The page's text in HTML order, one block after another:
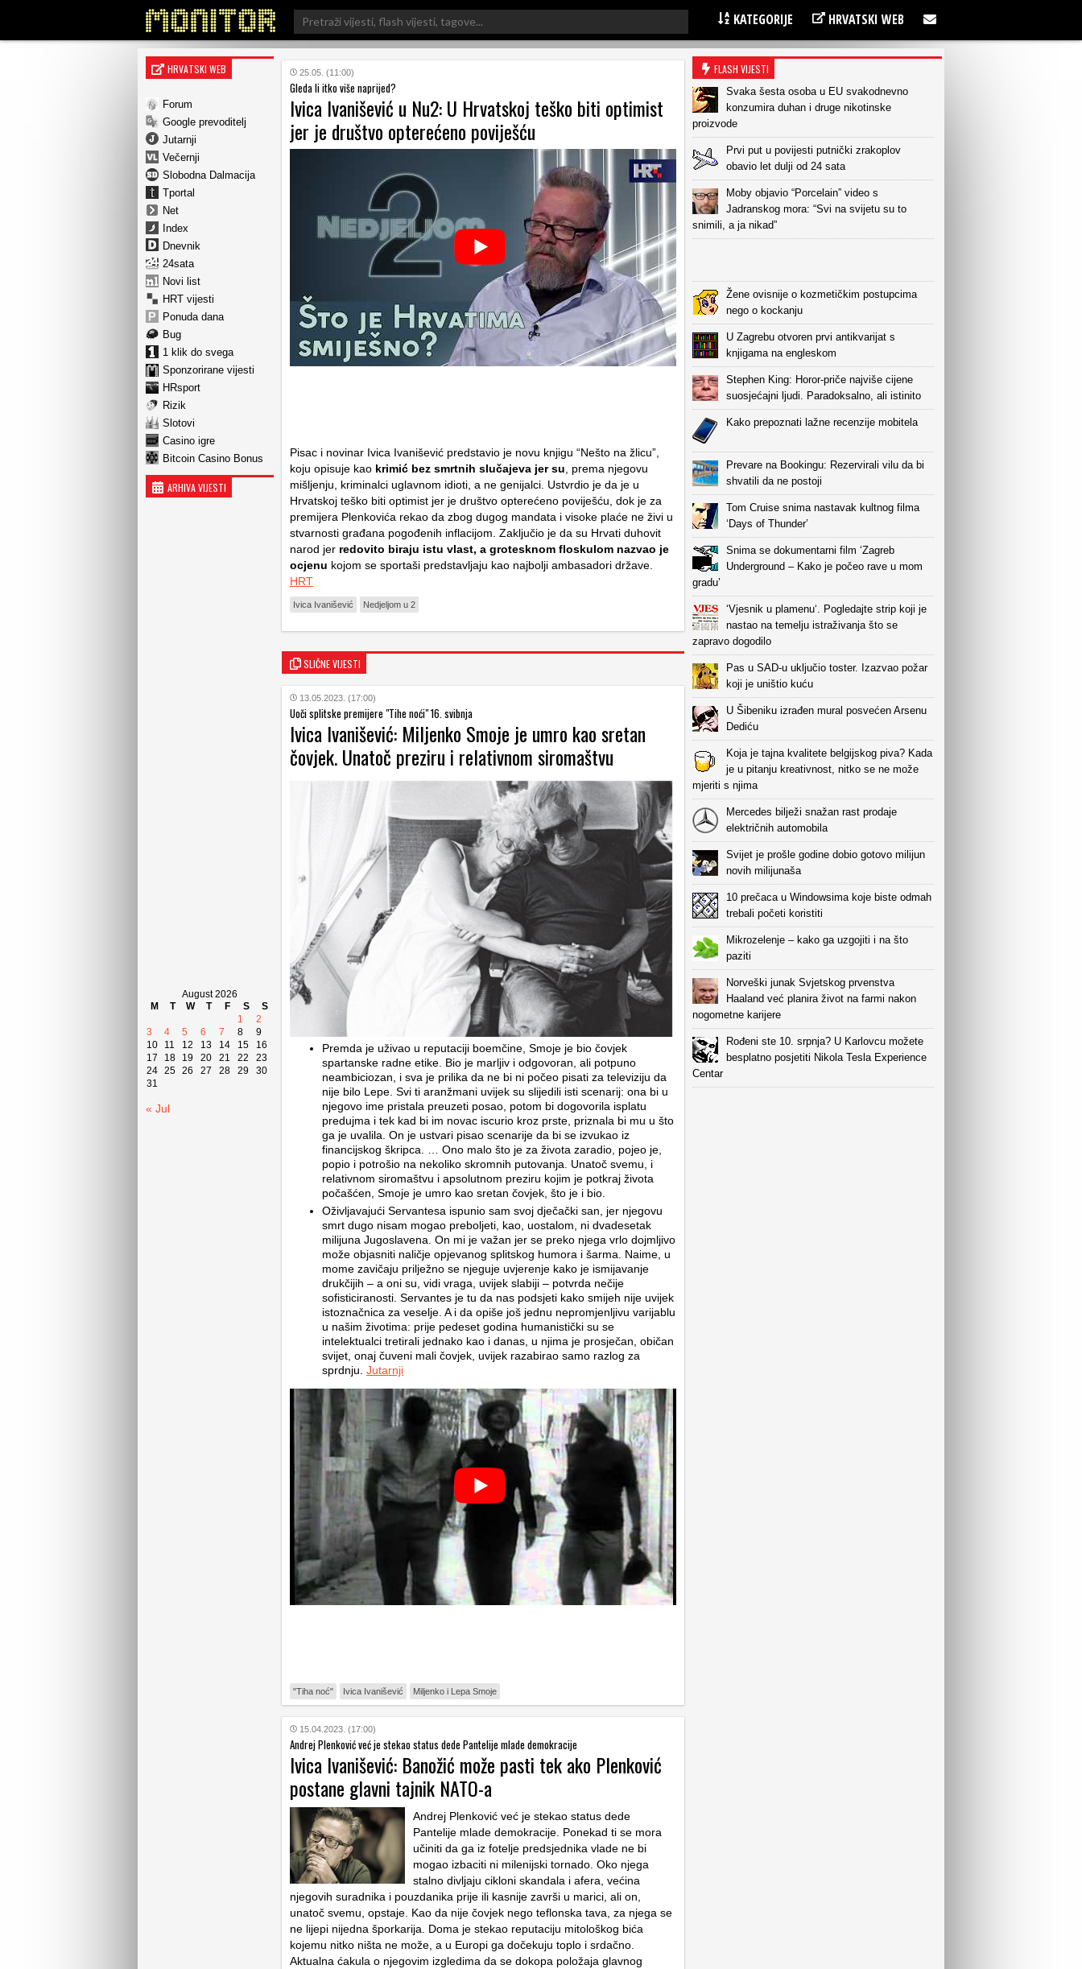
Search
for:
KATEGORIJE HRVATSKI WEB
HRVATSKI WEB
Forum
Google prevoditelj
Jutarnji
Večernji
Slobodna Dalmacija
Tportal
Net
Index
Dnevnik
24sata
Novi list
HRT vijesti
Ponuda dana
Bug
1 klik do svega
Sponzorirane vijesti
HRsport
Rizik
Slotovi
Casino igre
Bitcoin Casino Bonus
ARHIVA VIJESTI
August 2026
M
T W T F S
S
1
2
3
4 5 6 7 8
9
10
11 12 13 14 15
16
17
18 19 20 21 22
23
24 25 26 27 28 29
30
31
« Jul
25.05. (11:00)
Gleda li itko više naprijed?
Ivica Ivanišević u Nu2: U Hrvatskoj teško biti optimist
jer je društvo opterećeno poviješću
Pisac i novinar Ivica Ivanišević predstavio je novu knjigu “Nešto na žlicu”,
koju opisuje kao krimić bez smrtnih slučajeva jer su , prema njegovu
mišljenju, kriminalci uglavnom idioti, a ne genijalci. Ustvrdio je da je u
Hrvatskoj teško biti optimist jer je društvo opterećeno poviješću, dok je za
premijera Plenkovića rekao da zbog dugog mandata i visoke plaće ne živi u
stvarnosti građana pogođenih inflacijom. Zaključio je da su Hrvati duhovit
narod jer redovito biraju istu vlast, a grotesknom floskulom nazvao je
ocjenu kojom se sportaši predstavljaju kao najbolji ambasadori države.
HRT
Ivica Ivanišević Nedjeljom u 2
SLIČNE VIJESTI
13.05.2023. (17:00)
Uoči splitske premijere "Tihe noći" 16. svibnja
Ivica Ivanišević: Miljenko Smoje je umro kao sretan
čovjek. Unatoč preziru i relativnom siromaštvu
Premda je uživao u reputaciji boemčine, Smoje je bio čovjek
spartanske radne etike. Bio je marljiv i odgovoran, ali potpuno
neambiciozan, i sva je prilika da ne bi ni počeo pisati za televiziju da
nije bilo Lepe. Svi ti aranžmani uvijek su slijedili isti scenarij: ona bi u
njegovo ime pristala preuzeti posao, potom bi dogovorila isplatu
predujma i tek kad bi im novac iscurio kroz prste, priznala bi mu u što
ga je uvalila. On je ustvari pisao scenarije da bi se izvukao iz
financijskog škripca. … Ono malo što je za života zaradio, pojeo je,
popio i potrošio na nekoliko skromnih putovanja. Unatoč svemu, i
relativnom siromaštvu i apsolutnom preziru kojim je potkraj života
počašćen, Smoje je umro kao sretan čovjek, što je i bio.
Oživljavajući Servantesa ispunio sam svoj dječački san, jer njegovu
smrt dugo nisam mogao preboljeti, kao, uostalom, ni dvadesetak
milijuna Jugoslavena. On mi je važan jer se preko njega vrlo dojmljivo
može objasniti naličje opjevanog splitskog humora i šarma. Naime, u
mome zavičaju prilježno se njeguje uvjerenje kako je ismijavanje
drukčijih – a oni su, vidi vraga, uvijek slabiji – potvrda nečije
sofisticiranosti. Servantes je tu da nas podsjeti kako smijeh nije uvijek
istoznačnica za veselje. A i da opiše još jednu nepromjenljivu varijablu
u našim životima: prije pedeset godina humanistički su se
intelektualci tretirali jednako kao i danas, u njima je prosječan, običan
svijet, onaj čuveni mali čovjek, uvijek razabirao samo razlog za
sprdnju. Jutarnji
"Tiha noć" Ivica Ivanišević Miljenko i Lepa Smoje
15.04.2023. (17:00)
Andrej Plenković već je stekao status dede Pantelije mlade demokracije
Ivica Ivanišević: Banožić može pasti tek ako Plenković
postane glavni tajnik NATO-a
Andrej Plenković već je stekao status dede
Pantelije mlade demokracije. Ponekad ti se mora
učiniti da ga iz fotelje predsjednika vlade ne bi
mogao izbaciti ni milenijski tornado. Oko njega
stalno divljaju cikloni skandala i afera, većina
njegovih suradnika i pouzdanika prije ili kasnije završi u marici, ali on,
unatoč svemu, opstaje. Kao da nije čovjek nego teflonska tava, za njega se
ne lijepi nijedna šporkarija. Doma je stekao reputaciju mitološkog bića
kojemu nitko ništa ne može, a u Europi ga dočekuju toplo i srdačno.
Aktualna ćakula o njegovim izgledima da se dokopa položaja glavnog
FLASH VIJESTI
Svaka šesta osoba u EU svakodnevno
konzumira duhan i druge nikotinske
proizvode
Prvi put u povijesti putnički zrakoplov
obavio let dulji od 24 sata
Moby objavio “Porcelain” video s
Jadranskog mora: “Svi na svijetu su to
snimili, a ja nikad”
Žene ovisnije o kozmetičkim postupcima
nego o kockanju
U Zagrebu otvoren prvi antikvarijat s
knjigama na engleskom
Stephen King: Horor-priče najviše cijene
suosjećajni ljudi. Paradoksalno, ali istinito
Kako prepoznati lažne recenzije mobitela
Prevare na Bookingu: Rezervirali vilu da bi
shvatili da ne postoji
Tom Cruise snima nastavak kultnog filma
‘Days of Thunder’
Snima se dokumentarni film ‘Zagreb
Underground – Kako je počeo rave u mom
gradu’
‘Vjesnik u plamenu‘. Pogledajte strip koji je
nastao na temelju istraživanja što se
zapravo dogodilo
Pas u SAD-u uključio toster. Izazvao požar
koji je uništio kuću
U Šibeniku izrađen mural posvećen Arsenu
Dediću
Koja je tajna kvalitete belgijskog piva? Kada
je u pitanju kreativnost, nitko se ne može
mjeriti s njima
Mercedes bilježi snažan rast prodaje
električnih automobila
Svijet je prošle godine dobio gotovo milijun
novih milijunaša
10 prečaca u Windowsima koje biste odmah
trebali početi koristiti
Mikrozelenje – kako ga uzgojiti i na što
paziti
Norveški junak Svjetskog prvenstva
Haaland već planira život na farmi nakon
nogometne karijere
Rođeni ste 10. srpnja? U Karlovcu možete
besplatno posjetiti Nikola Tesla Experience
Centar